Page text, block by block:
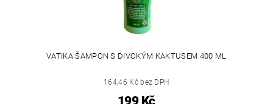
VATIKA ŠAMPON S DIVOKÝM KAKTUSEM 400 ML
164,46 Kč bez DPH
199 Kč